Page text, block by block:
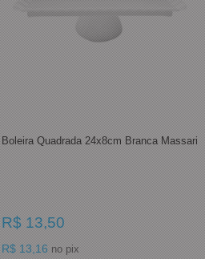
Boleira Quadrada 24x8cm Branca Massari
R$ 13,50
R$ 13,16 no pix